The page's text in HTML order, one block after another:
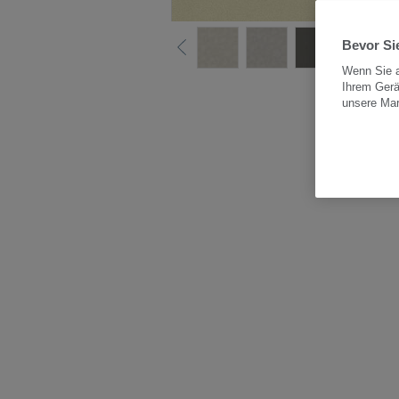
Alle
Bevor
Wenn Sie
Ihrem
unsere